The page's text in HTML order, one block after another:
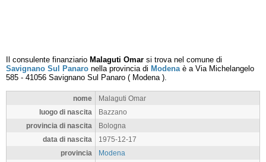
Il consulente finanziario Malaguti Omar si trova nel comune di
Savignano Sul Panaro nella provincia di Modenaè a Via Michelangelo
585 - 41056 Savignano Sul Panaro ( Modena).
nome
Malaguti Omar
luogo di nascita
Bazzano
provincia di nascita
Bologna
data di nascita
1975-12-17
provincia
Modena